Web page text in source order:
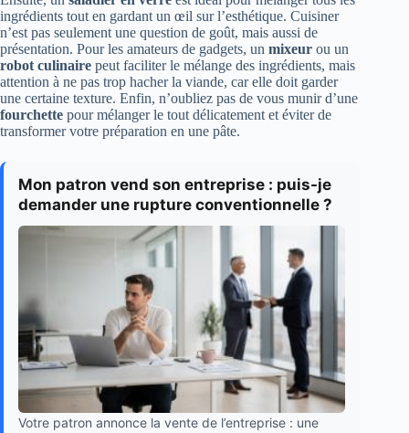
ingrédients tout en gardant un œil sur l’esthétique. Cuisiner
n’est pas seulement une question de goût, mais aussi de
présentation. Pour les amateurs de gadgets, un mixeur ou un
robot culinaire peut faciliter le mélange des ingrédients, mais
attention à ne pas trop hacher la viande, car elle doit garder
une certaine texture. Enfin, n’oubliez pas de vous munir d’une
fourchette pour mélanger le tout délicatement et éviter de
transformer votre préparation en une pâte.
Mon patron vend son entreprise : puis-je
demander une rupture conventionnelle ?
Votre patron annonce la vente de l’entreprise : une